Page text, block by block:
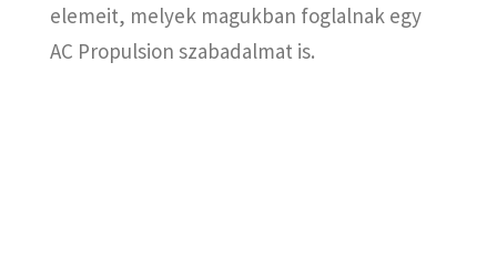
elemeit, melyek magukban foglalnak egy
AC Propulsion szabadalmat is.